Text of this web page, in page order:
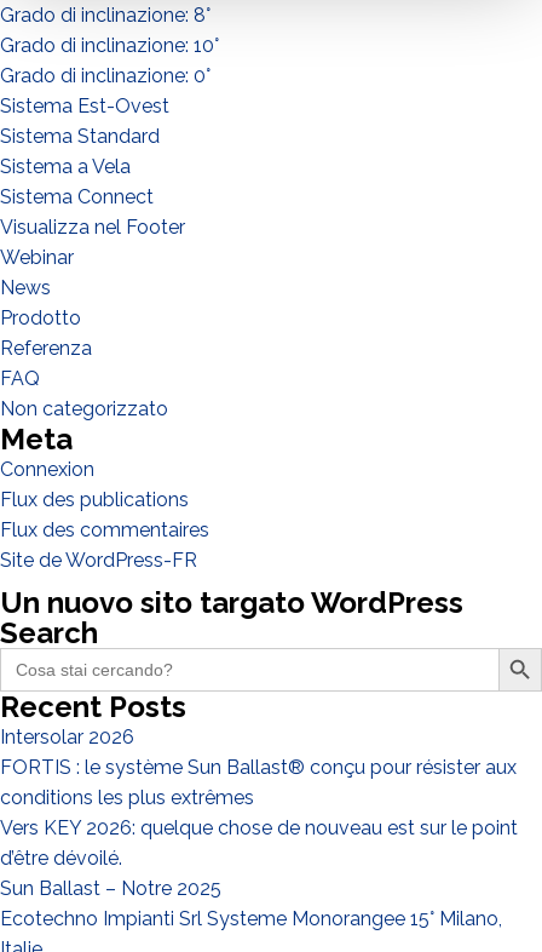
Grado di inclinazione: 8°
Grado di inclinazione: 10°
Grado di inclinazione: 0°
Sistema Est-Ovest
Sistema Standard
Sistema a Vela
Sistema Connect
Visualizza nel Footer
Webinar
News
Prodotto
Referenza
FAQ
Non categorizzato
Meta
Connexion
Flux des publications
Flux des commentaires
Site de WordPress-FR
Un nuovo sito targato WordPress
Search
Search
for:
Search Button
Recent Posts
Intersolar 2026
FORTIS : le système Sun Ballast® conçu pour résister aux
conditions les plus extrêmes
Vers KEY 2026: quelque chose de nouveau est sur le point
d’être dévoilé.
Sun Ballast – Notre 2025
Ecotechno Impianti Srl Systeme Monorangee 15° Milano,
J'ai lu et j'accepte la politique de confidentialité*